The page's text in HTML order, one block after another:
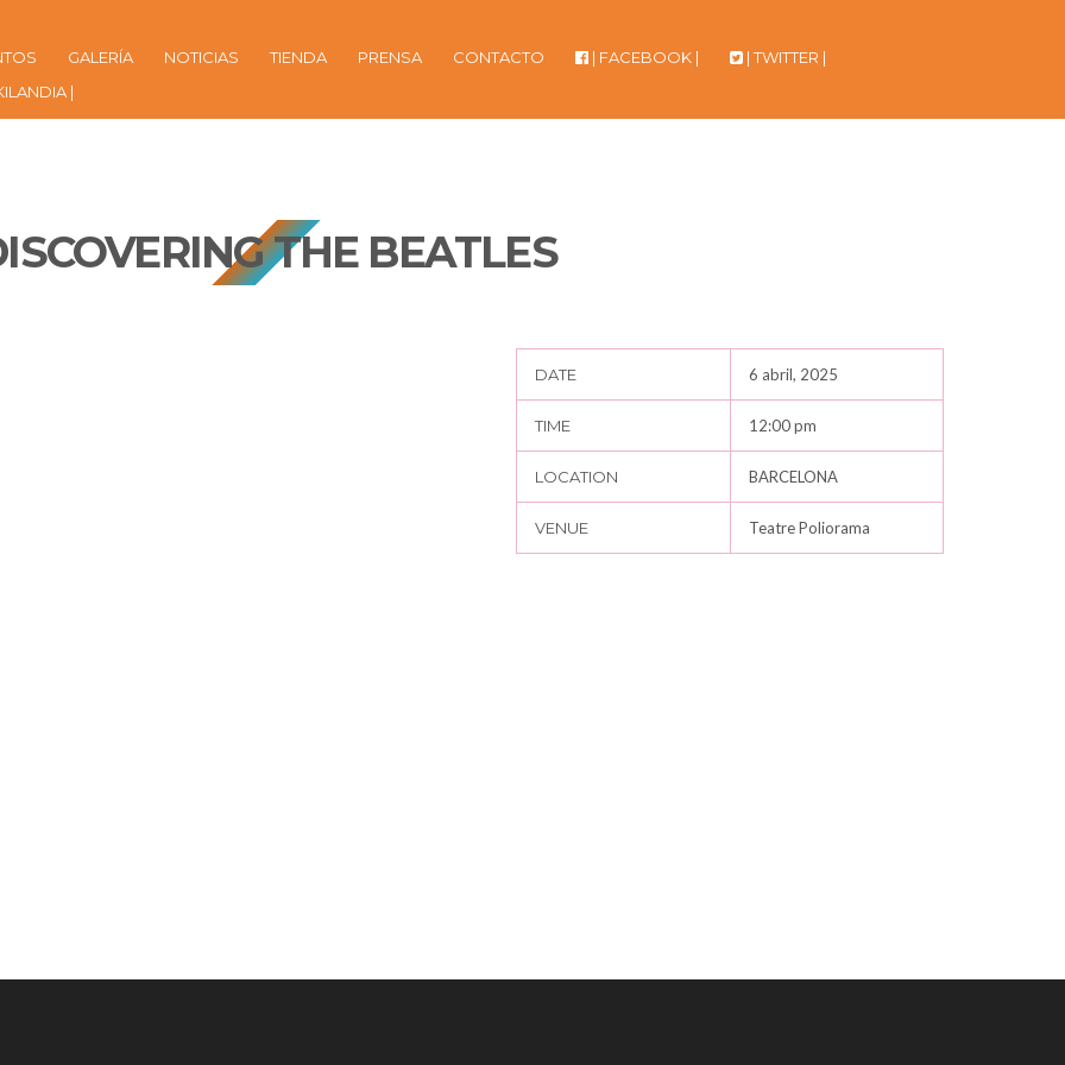
GALERÍA NOTICIAS TIENDA PRENSA CONTACTO | FACEBOOK |
| TWITTER |
|
THE BEATLES
DATE 6 abril, 2025
TIME 12:00 pm
LOCATION BARCELONA
VENUE Teatre Poliorama